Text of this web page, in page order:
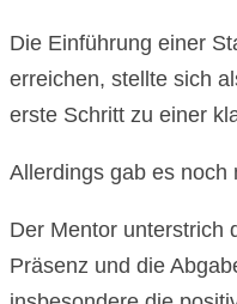
Die Einführung einer
erreichen, stellte sich
erste Schritt zu einer
Allerdings gab es noch
Der Mentor unterstrich
Präsenz und die